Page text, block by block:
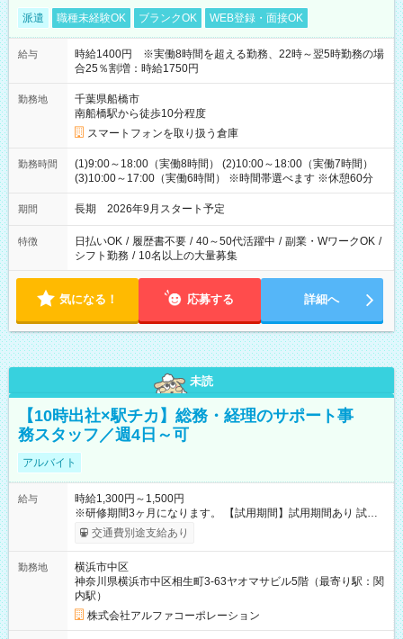
派遣 職種未経験OK ブランクOK WEB登録・面接OK
給与
時給1400円 ※実働8時間を超える勤務、22時～翌5時勤務の場
合25％割増：時給1750円
勤務地
千葉県船橋市
南船橋駅から徒歩10分程度
スマートフォンを取り扱う倉庫
勤務時間
(1)9:00～18:00（実働8時間） (2)10:00～18:00（実働7時間）
(3)10:00～17:00（実働6時間） ※時間帯選べます ※休憩60分
期間 長期 2026年9月スタート予定
特徴 日払いOK / 履歴書不要 / 40～50代活躍中 / 副業・WワークOK /
シフト勤務 / 10名以上の大量募集
気になる！ 応募する 詳細へ
未読
【10時出社×駅チカ】総務・経理のサポート事
務スタッフ／週4日～可
アルバイト
給与
時給1,300円～1,500円
※研修期間3ヶ月になります。 【試用期間】試用期間あり 試用
期間の長さ：3ヶ月 雇用形態、給与は本採用時と同じです。
交通費別途支給あり
勤務地
横浜市中区
神奈川県横浜市中区相生町3-63ヤオマサビル5階（最寄り駅：関
内駅）
株式会社アルファコーポレーション